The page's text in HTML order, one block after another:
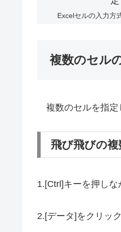
Excelセルの入力方
複数のセル
複数のセルを指定
飛び飛びの
1.[Ctrl]キーを押しな
2.[データ]をクリック